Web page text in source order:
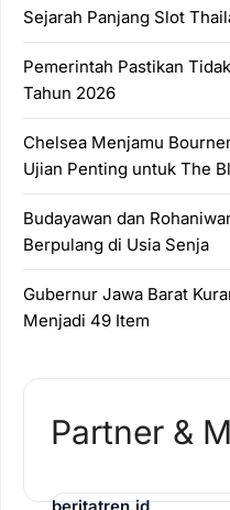
Sejarah Panjang Slot
Pemerintah Pastikan
Tahun 2026
Chelsea Menjamu
Ujian Penting untuk The
Budayawan dan
Berpulang di Usia Senja
Gubernur Jawa Barat
Menjadi 49 Item
Partner &